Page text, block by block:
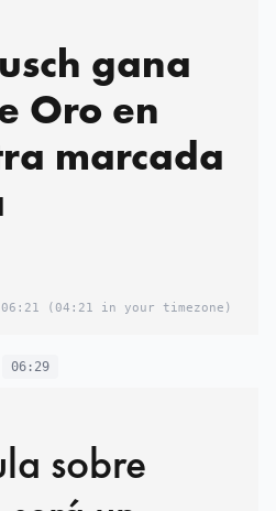
gana
Oro en
marcada
06:21 (04:21 in your timezone)
06:29
sobre